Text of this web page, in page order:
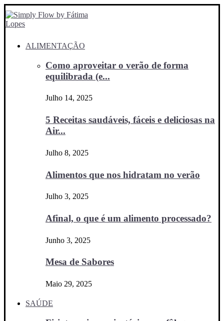
ALIMENTAÇÃO
Como aproveitar o verão de forma
equilibrada (e...
Julho 14, 2025
5 Receitas saudáveis, fáceis e deliciosas na
Air...
Julho 8, 2025
Alimentos que nos hidratam no verão
Julho 3, 2025
Afinal, o que é um alimento processado?
Junho 3, 2025
Mesa de Sabores
Maio 29, 2025
SAÚDE